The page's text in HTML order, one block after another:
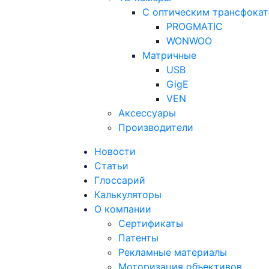
С оптическим
PROGMATIC
WONWOO
Матричные
USB
GigE
VEN
Аксессуары
Производители
Новости
Статьи
Глоссарий
Калькуляторы
О компании
Сертификаты
Патенты
Рекламные материалы
Моторизация объективов